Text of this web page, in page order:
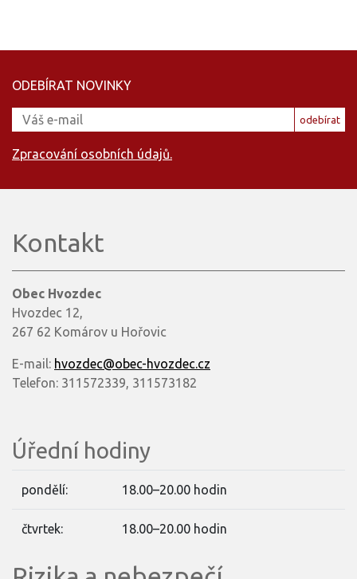
ODEBÍRAT NOVINKY
odebírat
Zpracování osobních údajů.
Kontakt
Obec Hvozdec
Hvozdec 12,
267 62 Komárov u Hořovic
E-mail: hvozdec@obec-hvozdec.cz
Telefon: 311572339, 311573182
Úřední hodiny
pondělí: 18.00–20.00 hodin
čtvrtek: 18.00–20.00 hodin